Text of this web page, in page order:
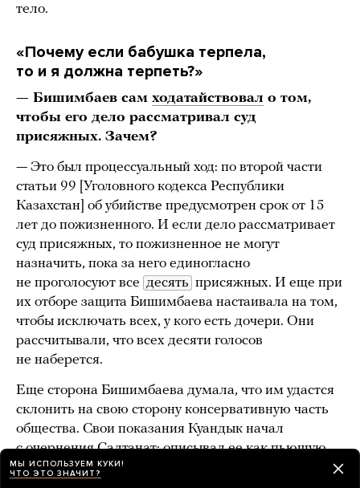
тело.
«Почему если бабушка терпела,
то и я должна терпеть?»
— Бишимбаев сам ходатайствовал о том,
чтобы его дело рассматривал суд
присяжных. Зачем?
— Это был процессуальный ход: по второй части
статьи 99 [Уголовного кодекса Республики
Казахстан] об убийстве предусмотрен срок от 15
лет до пожизненного. И если дело рассматривает
суд присяжных, то пожизненное не могут
назначить, пока за него единогласно
не проголосуют все десять присяжных. И еще при
их отборе защита Бишимбаева настаивала на том,
чтобы исключать всех, у кого есть дочери. Они
рассчитывали, что всех десяти голосов
не наберется.
Еще сторона Бишимбаева думала, что им удастся
склонить на свою сторону консервативную часть
общества. Свои показания Куандык начал
с очернения Салтанат: описывал ее как пьющую,
неадекватную, агрессивную и ревнивую женщину,
МЫ ИСПОЛЬЗУЕМ КУКИ!
ЧТО ЭТО ЗНАЧИТ?